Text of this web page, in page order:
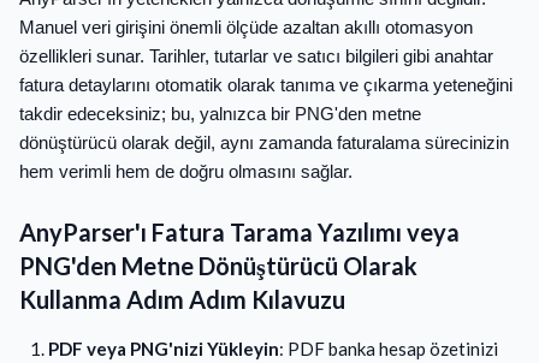
Manuel veri girişini önemli ölçüde azaltan akıllı otomasyon
özellikleri sunar. Tarihler, tutarlar ve satıcı bilgileri gibi anahtar
fatura detaylarını otomatik olarak tanıma ve çıkarma yeteneğini
takdir edeceksiniz; bu, yalnızca bir PNG'den metne
dönüştürücü olarak değil, aynı zamanda faturalama sürecinizin
hem verimli hem de doğru olmasını sağlar.
AnyParser'ı Fatura Tarama Yazılımı veya
PNG'den Metne Dönüştürücü Olarak
Kullanma Adım Adım Kılavuzu
PDF veya PNG'nizi Yükleyin: PDF banka hesap özetinizi